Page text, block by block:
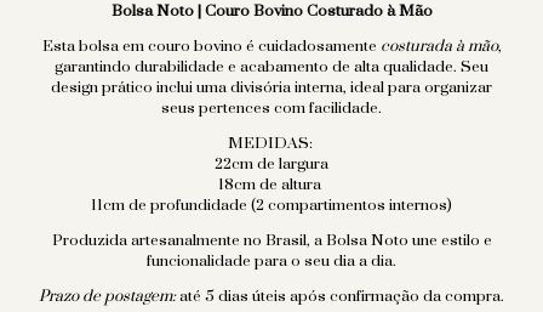
Bolsa Noto | Couro Bovino Costurado à Mão
Esta bolsa em couro bovino é cuidadosamente costurada à mão,
garantindo durabilidade e acabamento de alta qualidade. Seu
design prático inclui uma divisória interna, ideal para organizar
seus pertences com facilidade.
MEDIDAS:
22cm de largura
18cm de altura
11cm de profundidade (2 compartimentos internos)
Produzida artesanalmente no Brasil, a Bolsa Noto une estilo e
funcionalidade para o seu dia a dia.
Prazo de postagem:até 5 dias úteis após confirmação da compra.